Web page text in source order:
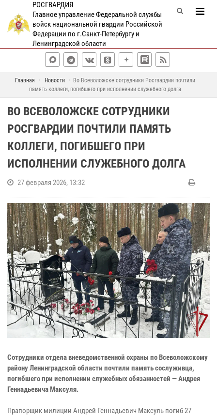
РОСГВАРДИЯ
Главное управление Федеральной службы
войск национальной гвардии Российской
Федерации по г.Санкт-Петербургу и
Ленинградской области
Главная Новости
Во Всеволожске сотрудники Росгвардии почтили
память коллеги, погибшего при исполнении служебного долга
ВО ВСЕВОЛОЖСКЕ СОТРУДНИКИ
РОСГВАРДИИ ПОЧТИЛИ ПАМЯТЬ
КОЛЛЕГИ, ПОГИБШЕГО ПРИ
ИСПОЛНЕНИИ СЛУЖЕБНОГО ДОЛГА
27 февраля 2026, 13:32
Сотрудники отдела вневедомственной охраны по Всеволожскому
району Ленинградской области почтили память сослуживца,
погибшего при исполнении служебных обязанностей — Андрея
Геннадьевича Максуля.
Прапорщик милиции Андрей Геннадьевич Максуль погиб 27